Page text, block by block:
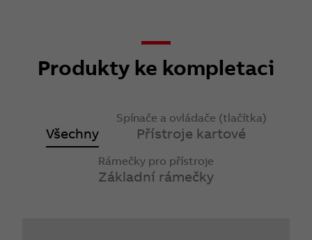
Produkty ke kompletaci
Všechny
Spínače a ovládače (tlačítka)
Přístroje kartové
Rámečky pro přístroje
Základní rámečky